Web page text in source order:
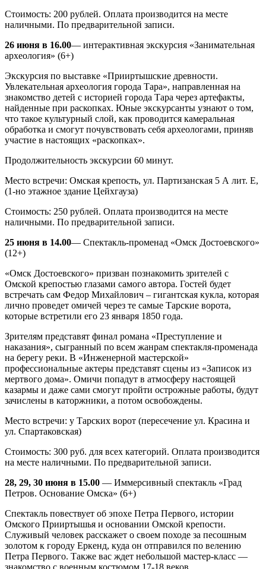
Стоимость: 200 рублей. Оплата производится на месте
наличными. По предварительной записи.
26 июня в 16.00— интерактивная экскурсия «Занимательная
археология» (6+)
Экскурсия по выставке «Прииртышские древности.
Увлекательная археология города Тара», направленная на
знакомство детей с историей города Тара через артефакты,
найденные при раскопках. Юные экскурсанты узнают о том,
что такое культурный слой, как проводится камеральная
обработка и смогут почувствовать себя археологами, приняв
участие в настоящих «раскопках».
Продолжительность экскурсии 60 минут.
Место встречи: Омская крепость, ул. Партизанская 5 А лит. Е,
(1-но этажное здание Цейхгауза)
Стоимость: 250 рублей. Оплата производится на месте
наличными. По предварительной записи.
25 июня в 14.00— Спектакль-променад «Омск Достоевского»
(12+)
«Омск Достоевского» призван познакомить зрителей с
Омской крепостью глазами самого автора. Гостей будет
встречать сам Федор Михайлович – гигантская кукла, которая
лично проведет омичей через те самые Тарские ворота,
которые встретили его 23 января 1850 года.
Зрителям представят финал романа «Преступление и
наказания», сыгранный по всем жанрам спектакля-променада
на берегу реки. В «Инженерной мастерской»
профессиональные актеры представят сцены из «Записок из
мертвого дома». Омичи попадут в атмосферу настоящей
казармы и даже сами смогут пройти острожные работы, будут
зачислены в каторжники, а потом освобождены.
Место встречи: у Тарских ворот (пересечение ул. Красина и
ул. Спартаковская)
Стоимость: 300 руб. для всех категорий. Оплата производится
на месте наличными. По предварительной записи.
28, 29, 30 июня в 15.00 — Иммерсивный спектакль «Град
Петров. Основание Омска» (6+)
Спектакль повествует об эпохе Петра Первого, истории
Омского Прииртышья и основании Омской крепости.
Служивый человек расскажет о своем походе за песошным
золотом к городу Еркенд, куда он отправился по велению
Петра Первого. Также вас ждет небольшой мастер-класс —